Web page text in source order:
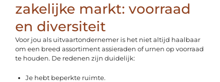
zakelijke markt: voorraad
en diversiteit
Voor jou als uitvaartondernemer is het niet altijd haalbaar
om een breed assortiment assieraden of urnen op voorraad
te houden. De redenen zijn duidelijk:
Je hebt beperkte ruimte.